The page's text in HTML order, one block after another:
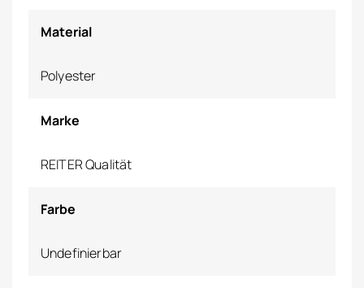
Material
Polyester
Marke
REITER Qualität
Farbe
Undefinierbar